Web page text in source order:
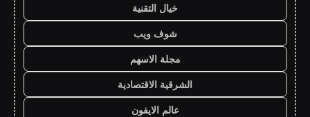
خيال التقنية
شوف ويب
مجلة الاسهم
الشرقية الاقتصادية
عالم الايفون